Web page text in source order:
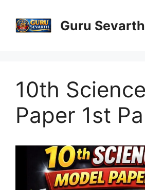
content
Guru Sevarth
10th
Paper 1st